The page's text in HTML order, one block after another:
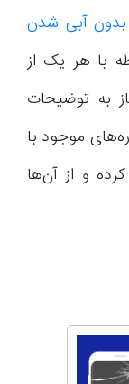
بدون آبی شدن
با هر یک از
به توضیحات
موجود با
و از آن‌ها